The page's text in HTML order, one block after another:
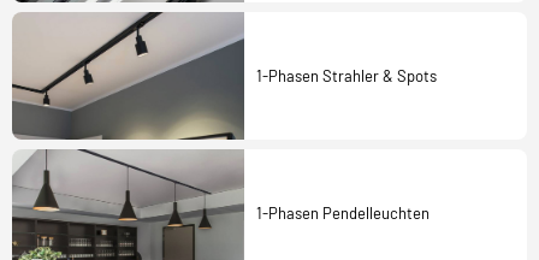
1-Phasen Strahler & Spots
1-Phasen Pendelleuchten